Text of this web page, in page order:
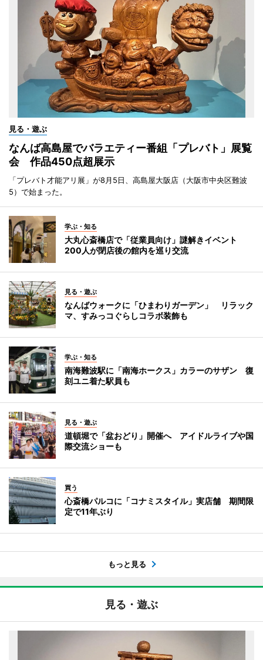
見る・遊ぶ
なんば高島屋でバラエティー番組「プレバト」展覧
会 作品450点超展示
「プレバト才能アリ展」が8月5日、高島屋大阪店（大阪市中央区難波
5）で始まった。
学ぶ・知る
大丸心斎橋店で「従業員向け」謎解きイベント
200人が閉店後の館内を巡り交流
見る・遊ぶ
なんばウォークに「ひまわりガーデン」 リラック
マ、すみっコぐらしコラボ装飾も
学ぶ・知る
南海難波駅に「南海ホークス」カラーのサザン 復
刻ユニ着た駅員も
見る・遊ぶ
道頓堀で「盆おどり」開催へ アイドルライブや国
際交流ショーも
買う
心斎橋パルコに「コナミスタイル」実店舗 期間限
定で11年ぶり
もっと見る
見る・遊ぶ